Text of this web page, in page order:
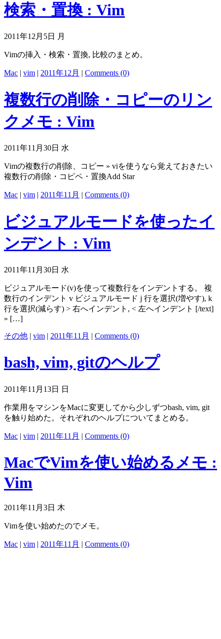
検索・置換 : Vim
2011年12月5日 月
Vimの挿入・検索・置換, 比較のまとめ。
Mac | vim | 2011年12月 | Comments (0)
複数行の削除・コピーのリン
クメモ : Vim
2011年11月30日 水
Vimの複数行の削除、コピー » viを使うなら覚えておきたい
複数行の削除・コピペ・置換Add Star
Mac | vim | 2011年11月 | Comments (0)
ビジュアルモードを使ったイ
ンデント : Vim
2011年11月30日 水
ビジュアルモード(v)を使って複数行をインデントする。 複
数行のインデント v ビジュアルモード j 行を選択(増やす), k
行を選択(減らす) > 右へインデント, < 左へインデント [/text]
» […]
その他 | vim | 2011年11月 | Comments (0)
bash, vim, gitのヘルプ
2011年11月13日 日
作業用をマシンをMacに変更してから少しずつbash, vim, git
を触り始めた。それぞれのヘルプについてまとめる。
Mac | vim | 2011年11月 | Comments (0)
MacでVimを使い始めるメモ :
Vim
2011年11月3日 木
Vimを使い始めたのでメモ。
Mac | vim | 2011年11月 | Comments (0)